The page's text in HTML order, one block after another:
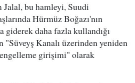
bu hamleyi, Suudi
Hürmüz Boğazı'nın
giderek daha fazla kullandığı
"Süveyş Kanalı üzerinden yeniden
girişimi" olarak